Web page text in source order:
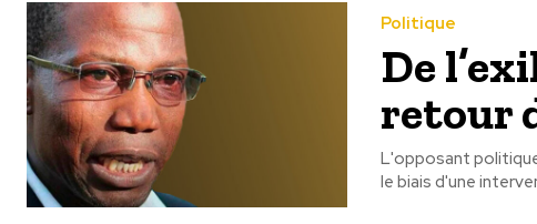
Politique
De
retour
L'opposant